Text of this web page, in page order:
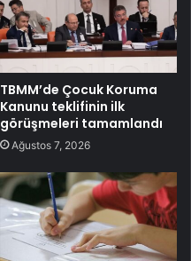
TBMM’de Çocuk Koruma
Kanunu teklifinin ilk
görüşmeleri tamamlandı
Ağustos 7, 2026